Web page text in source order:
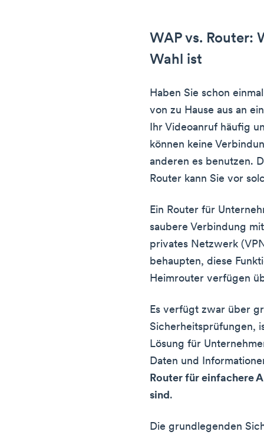
WAP vs. Router:
Wahl ist
Haben Sie schon
von zu Hause aus an
Ihr Videoanruf häufig
können keine
anderen es benutzen.
Router kann Sie vor
Ein Router für
saubere Verbindung
privates Netzwerk
behaupten, diese
Heimrouter verfügen
Es verfügt zwar über
Sicherheitsprüfungen,
Lösung für
Daten und
Router für einfachere
sind.
Die grundlegenden